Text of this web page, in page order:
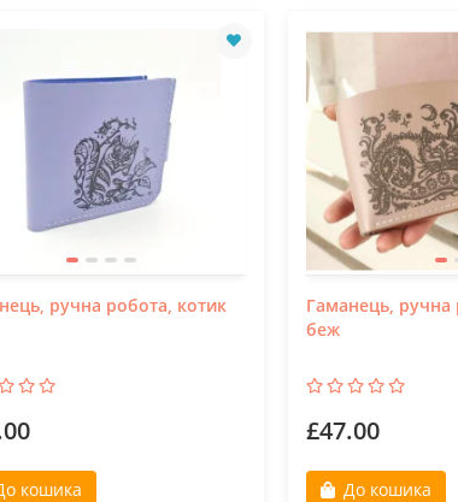
ручна робота, котик
кошика
Гаманець, ручна
беж
£47.00
До кошика